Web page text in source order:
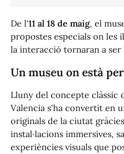
De l'11 al 18 de maig, el
propostes especials on les
la interacció tornaran a ser
Un museu on està
Lluny del concepte clàssic
Valencia s'ha convertit en
originals de la ciutat
instal·lacions immersives,
experiències visuals que